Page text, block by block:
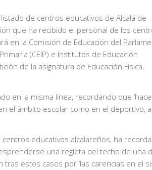
de centros educativos de Alcalá de
que ha recibido el personal de los
en la Comisión de Educación del
(CEIP) e Institutos de Educación
de la asignatura de Educación Física,
en la misma línea, recordando que
el ámbito escolar como en el deportivo,
educativos alcalareños, ha
una regleta del techo de una
estos casos por ‘las carencias en el